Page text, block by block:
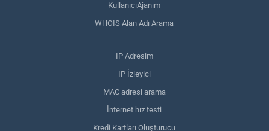
KullanıcıAjanım
WHOIS Alan Adı Arama
IP Adresim
IP İzleyici
MAC adresi arama
İnternet hız testi
Kredi Kartları Oluşturucu